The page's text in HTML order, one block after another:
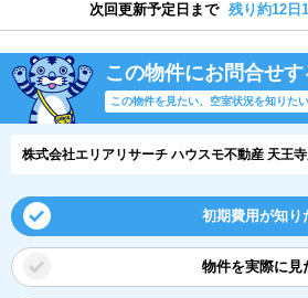
次回更新予定日まで 残り約12日
この物件にお問合せす
この物件を見たい、空室状況を知りた
株式会社エリアリサーチ ハウスモ不動産 天王
初期費用が知り
物件を実際に見